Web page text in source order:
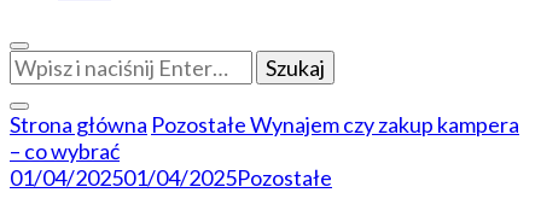
Szukasz
czegoś?
Strona główna PozostałeWynajem czy zakup kampera
– co wybrać
01/04/202501/04/2025Pozostałe